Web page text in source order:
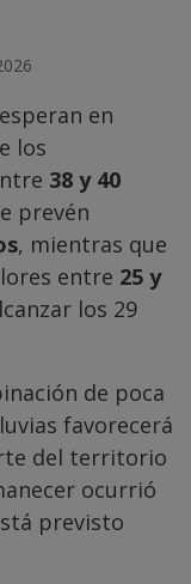
en
los
38 y 40
prevén
, mientras que
entre 25 y
los 29
de poca
favorecerá
del territorio
ocurrió
previsto